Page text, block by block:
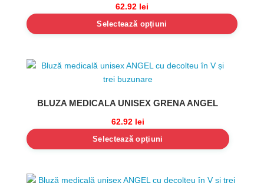
62.92 lei
Selectează opțiuni
BLUZA MEDICALA UNISEX GRENA ANGEL
62.92 lei
Selectează opțiuni